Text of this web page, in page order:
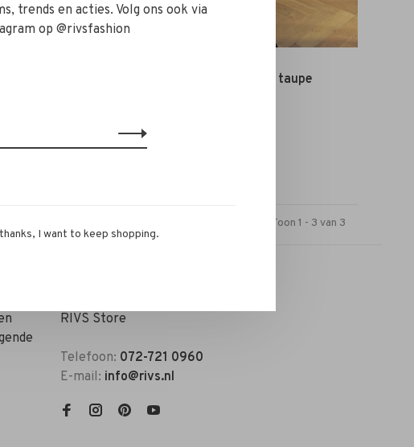
Rivs Wikkel Jurk taupe
Toon 1 - 3 van 3
RIVS Store
Telefoon: 072-721 0960
E-mail: info@rivs.nl
trends en acties. Volg ons ook via
op @rivsfashion
I want to keep shopping.